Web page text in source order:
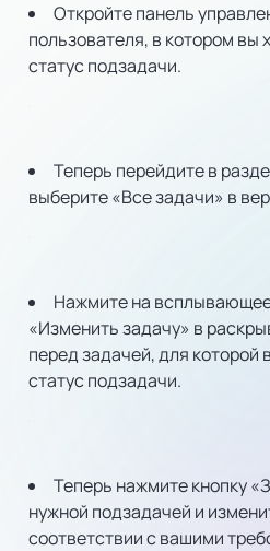
Откройте панель
пользователя, в котором вы
статус подзадачи.
Теперь перейдите в
выберите «Все задачи» в
Нажмите на
«Изменить задачу» в
перед задачей, для которой
статус подзадачи.
Теперь нажмите кнопку
нужной подзадачей и
соответствии с вашими